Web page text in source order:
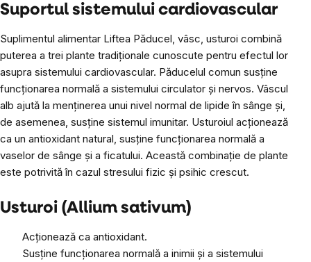
Suportul sistemului cardiovascular
Suplimentul alimentar Liftea Păducel, vâsc, usturoi combină
puterea a trei plante tradiționale cunoscute pentru efectul lor
asupra sistemului cardiovascular. Păducelul comun susține
funcționarea normală a sistemului circulator și nervos. Vâscul
alb ajută la menținerea unui nivel normal de lipide în sânge și,
de asemenea, susține sistemul imunitar. Usturoiul acționează
ca un antioxidant natural, susține funcționarea normală a
vaselor de sânge și a ficatului. Această combinație de plante
este potrivită în cazul stresului fizic și psihic crescut.
Usturoi (Allium sativum)
Acționează ca antioxidant.
Susține funcționarea normală a inimii și a sistemului